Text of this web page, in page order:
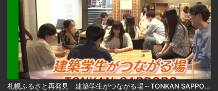
札幌ふるさと再発見 建築学生がつながる場～TONKAN SAPPORO～2026年8月1日放送